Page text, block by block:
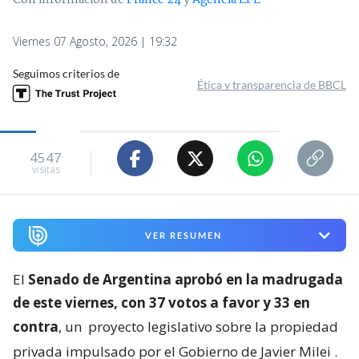
Viernes 07 Agosto, 2026 | 19:32
Seguimos criterios de
Ética y transparencia de BBCL
4547
visitas
VER RESUMEN
El Senado de Argentina aprobó en la madrugada
de este viernes, con 37 votos a favor y 33 en
contra, un proyecto legislativo sobre la propiedad
privada impulsado por el Gobierno de Javier Milei .